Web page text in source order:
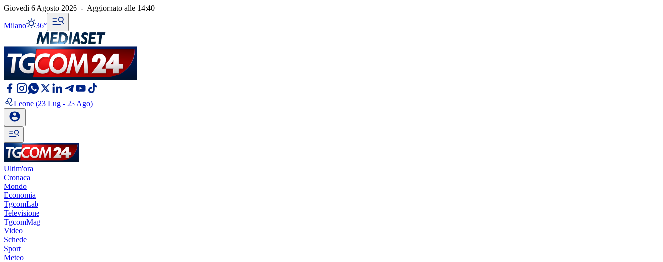
Giovedì 6 Agosto 2026 - Aggiornato alle 14:40
Milano 36°
Leone (23 Lug - 23 Ago)
Ultim'ora
Cronaca
Mondo
Economia
TgcomLab
Televisione
TgcomMag
Video
Schede
Sport
Meteo